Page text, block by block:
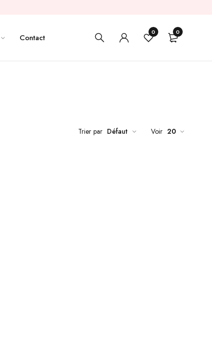
Contact
0 0
Trier par Défaut Voir 20